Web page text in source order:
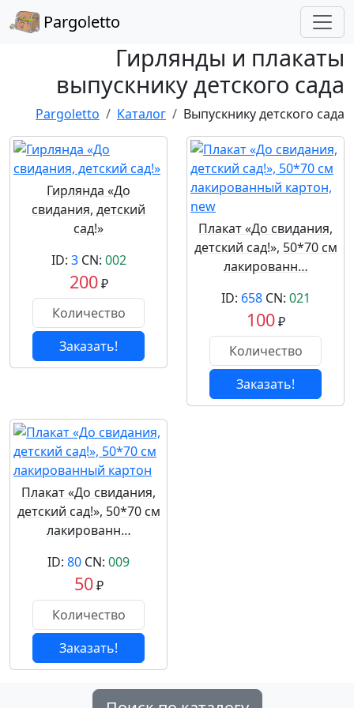
Pargoletto
Гирлянды и плакаты
выпускнику детского сада
Pargoletto Каталог Выпускнику детского сада
Гирлянда «До
свидания, детский
сад!»
ID: 3CN: 002
200₽
Заказать!
Плакат «До свидания,
детский сад!», 50*70 см
лакированн…
ID: 658CN: 021
100₽
Заказать!
Плакат «До свидания,
детский сад!», 50*70 см
лакированн…
ID: 80 CN: 009
50₽
Заказать!